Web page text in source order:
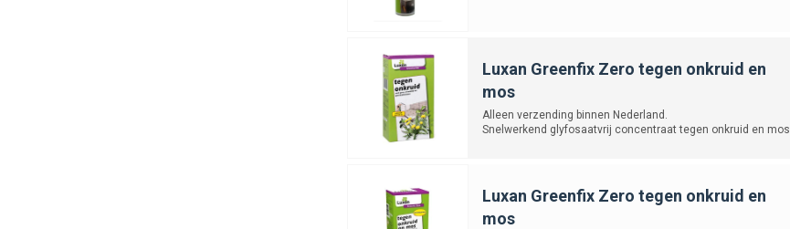
Luxan Greenfix Zero tegen onkruid en
mos
Alleen verzending binnen Nederland.
Snelwerkend glyfosaatvrij concentraat tegen onkruid en mos.
Luxan Greenfix Zero tegen onkruid en
mos